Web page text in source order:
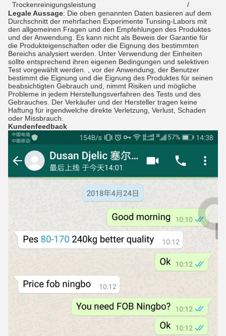
Trockenreinigungsleistung
/
Legale Aussage: Die oben genannten Daten basieren auf dem
Durchschnitt der mehrfachen Experimente Tunsing-Labors mit
den allgemeinen Fragen und den Empfehlungen des Produktes
und der Anwendung. Es kann nicht als Beweis der Garantie für
die Produkteigenschaften oder die Eignung des bestimmten
Bereichs analysiert werden. Unter Verwendung der Einheiten
sollte entsprechend ihren eigenen Bedingungen und selektiven
Test vorgewählt werden. , vor der Anwendung, der Benutzer
bestimmt die Eignung und die Eignung des Produktes für seinen
beabsichtigten Gebrauch und, nimmt Risiken und mögliche
Probleme in jedem Herstellungsverfahren des Tests und des
Gebrauches. Der Verkäufer und der Hersteller tragen keine
Haftung für irgendwelche direkte Verletzung, Verlust, Schaden
oder Missbrauch.
Kundenfeedback